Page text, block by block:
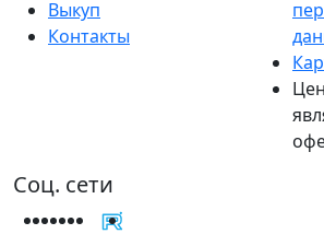
Выкуп
Контакты
Соц. сети